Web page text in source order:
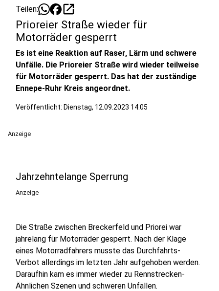
Teilen: open_in_new
Prioreier Straße wieder für
Motorräder gesperrt
Es ist eine Reaktion auf Raser, Lärm und schwere
Unfälle. Die Prioreier Straße wird wieder teilweise
für Motorräder gesperrt. Das hat der zuständige
Ennepe-Ruhr Kreis angeordnet.
Veröffentlicht: Dienstag, 12.09.2023 14:05
Anzeige
Jahrzehntelange Sperrung
Anzeige
Die Straße zwischen Breckerfeld und Priorei war
jahrelang für Motorräder gesperrt. Nach der Klage
eines Motorradfahrers musste das Durchfahrts-
Verbot allerdings im letzten Jahr aufgehoben werden.
Daraufhin kam es immer wieder zu Rennstrecken-
Ähnlichen Szenen und schweren Unfällen.